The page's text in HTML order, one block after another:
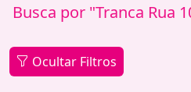
Busca por "Tranca Rua
Ocultar Filtros